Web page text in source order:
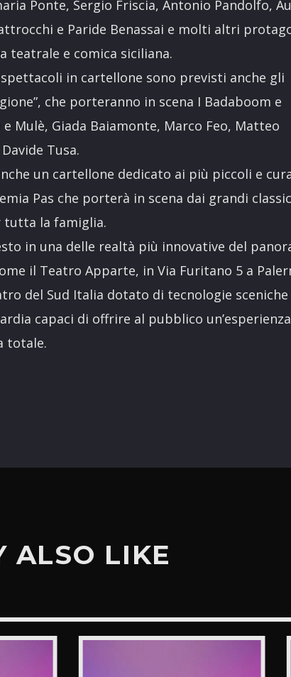
Ponte, Sergio Friscia, Antonio Pandolfo,
e Paride Benassai e molti altri
teatrale e comica siciliana.
in cartellone sono previsti anche gli
che porteranno in scena I Badaboom e
e Mulè, Giada Baiamonte, Marco Feo, Matteo
Tusa.
un cartellone dedicato ai più piccoli e
Pas che porterà in scena dai grandi
tutta la famiglia.
in una delle realtà più innovative del
il Teatro Apparte, in Via Furitano 5 a
del Sud Italia dotato di tecnologie sceniche
capaci di offrire al pubblico un’esperienza
totale.
ALSO LIKE